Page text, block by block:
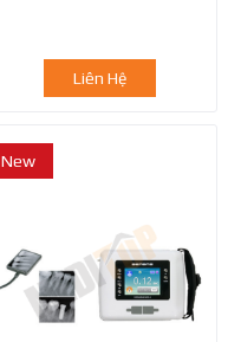
Liên Hệ
New